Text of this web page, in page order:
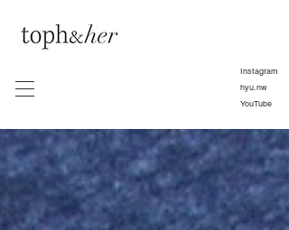
Instagram
hyu.nw
YouTube